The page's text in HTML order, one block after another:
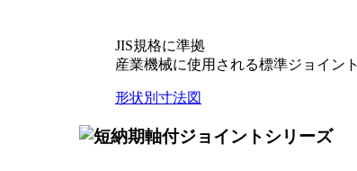
JIS規格に準拠
産業機械に使用される標準ジョイント
形状別寸法図